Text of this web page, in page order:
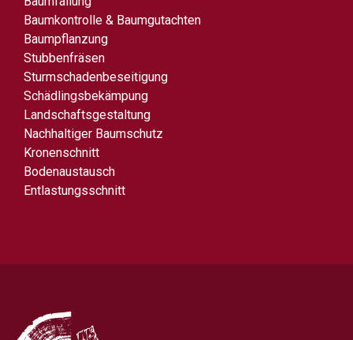
Baumkontrolle & Baumgutachten
Baumpflanzung
Stubbenfräsen
Sturmschadenbeseitigung
Schädlingsbekämpung
Landschaftsgestaltung
Nachhaltiger Baumschutz
Kronenschnitt
Bodenaustausch
Entlastungsschnitt